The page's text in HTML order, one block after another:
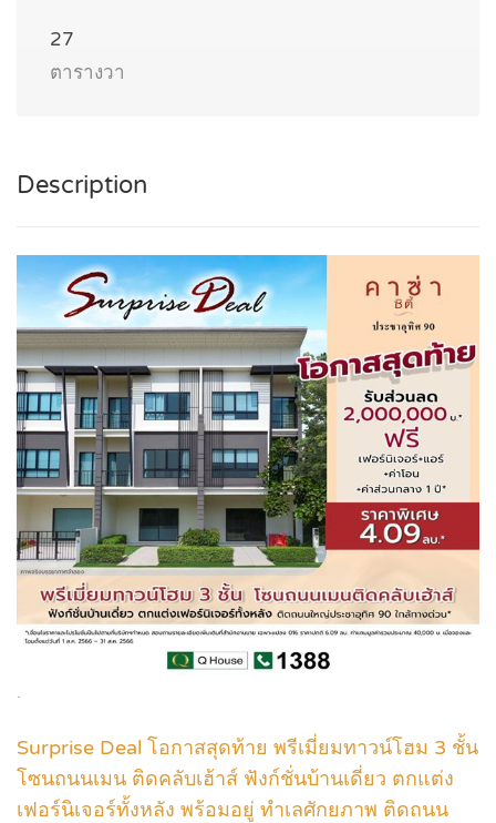
27
ตารางวา
Description
.
Surprise Deal โอกาสสุดท้าย พรีเมี่ยมทาวน์โฮม 3 ชั้น
โซนถนนเมน ติดคลับเฮ้าส์ ฟังก์ชั่นบ้านเดี่ยว ตกแต่ง
เฟอร์นิเจอร์ทั้งหลัง พร้อมอยู่ ทำเลศักยภาพ ติดถนน